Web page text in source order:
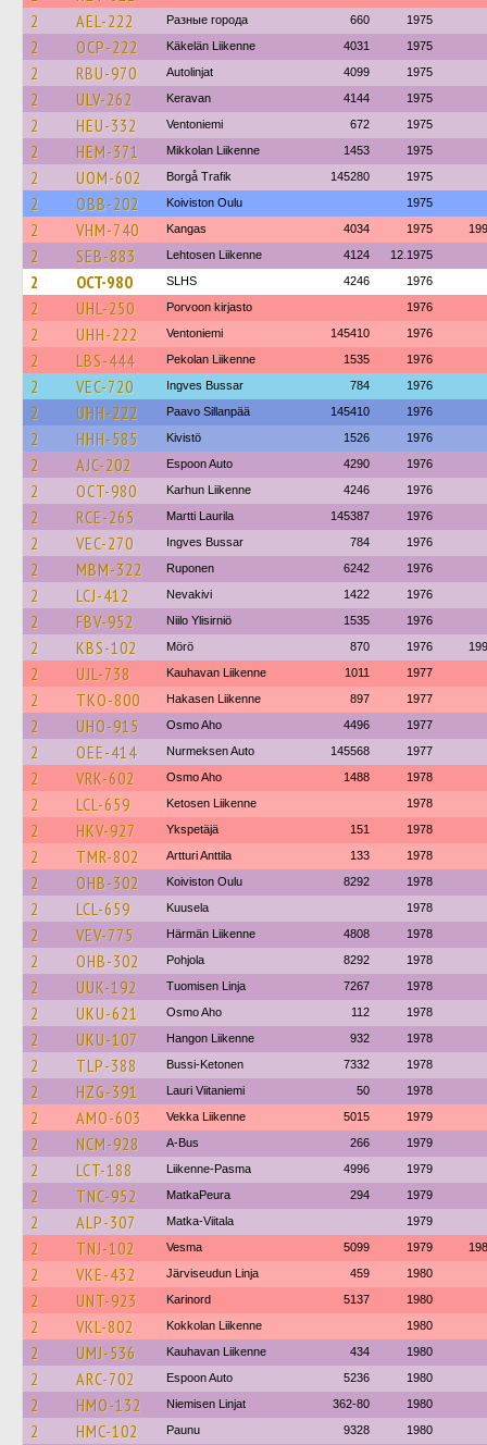
2
AEL-222 Разные города 660 1975
2 OCP-222 Käkelän Liikenne 4031 1975
2 RBU-970 Autolinjat 4099 1975
2 ULV-262 Keravan 4144 1975
2 HEU-332 Ventoniemi 672 1975
2 HEM-371 Mikkolan Liikenne 1453 1975
2 UOM-602 Borgå Trafik 145280 1975
2 OBB-202 Koiviston Oulu 1975
2 VHM-740 Kangas 4034 1975
2 SEB-883 Lehtosen Liikenne 4124 12.1975
2 OCT-980 SLHS 4246 1976
2 UHL-250 Porvoon kirjasto 1976
2 UHH-222 Ventoniemi 145410 1976
2 LBS-444 Pekolan Liikenne 1535 1976
2 VEC-720 Ingves Bussar 784 1976
2 UHH-222 Paavo Sillanpää 145410 1976
2 HHH-585 Kivistö 1526 1976
2 AJC-202 Espoon Auto 4290 1976
2 OCT-980 Karhun Liikenne 4246 1976
2 RCE-265 Martti Laurila 145387 1976
2 VEC-270 Ingves Bussar 784 1976
2 MBM-322 Ruponen 6242 1976
2 LCJ-412 Nevakivi 1422 1976
2 FBV-952 Niilo Ylisirniö 1535 1976
2 KBS-102 Mörö 870 1976
2 UJL-738 Kauhavan Liikenne 1011 1977
2 TKO-800 Hakasen Liikenne 897 1977
2 UHO-915 Osmo Aho 4496 1977
2 OEE-414 Nurmeksen Auto 145568 1977
2 VRK-602 Osmo Aho 1488 1978
2 LCL-659 Ketosen Liikenne 1978
2 HKV-927 Ykspetäjä 151 1978
2 TMR-802 Artturi Anttila 133 1978
2 OHB-302 Koiviston Oulu 8292 1978
2 LCL-659 Kuusela 1978
2 VEV-775 Härmän Liikenne 4808 1978
2 OHB-302 Pohjola 8292 1978
2 UUK-192 Tuomisen Linja 7267 1978
2 UKU-621 Osmo Aho 112 1978
2 UKU-107 Hangon Liikenne 932 1978
2 TLP-388 Bussi-Ketonen 7332 1978
2 HZG-391 Lauri Viitaniemi 50 1978
2 AMO-603 Vekka Liikenne 5015 1979
2 NCM-928 A-Bus 266 1979
2 LCT-188 Liikenne-Pasma 4996 1979
2 TNC-952 MatkaPeura 294 1979
2 ALP-307 Matka-Viitala 1979
2 TNJ-102 Vesma 5099 1979
2 VKE-432 Järviseudun Linja 459 1980
2 UNT-923 Karinord 5137 1980
2 VKL-802 Kokkolan Liikenne 1980
2 UMJ-536 Kauhavan Liikenne 434 1980
2 ARC-702 Espoon Auto 5236 1980
2 HMO-132 Niemisen Linjat 362-80 1980
2 HMC-102 Paunu 9328 1980